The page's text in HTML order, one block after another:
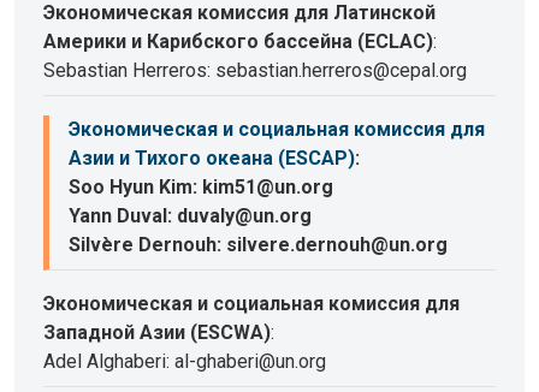
Экономическая комиссия для Латинской
Америки и Карибского бассейна (ECLAC):
Sebastian Herreros: sebastian.herreros@cepal.org
Экономическая и социальная комиссия для
Азии и Тихого океана (ESCAP):
Soo Hyun Kim: kim51@un.org
Yann Duval: duvaly@un.org
Silvère Dernouh: silvere.dernouh@un.org
Экономическая и социальная комиссия для
Западной Азии (ESCWA):
Adel Alghaberi: al-ghaberi@un.org